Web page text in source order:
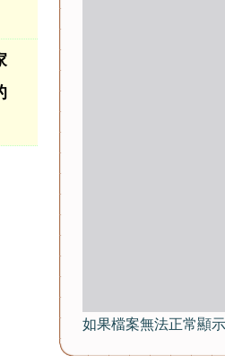
如果檔案無法正常顯